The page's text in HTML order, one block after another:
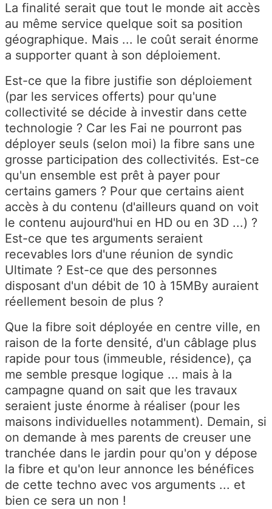
La finalité serait que tout le monde ait accès
au même service quelque soit sa position
géographique. Mais ... le coût serait énorme
a supporter quant à son déploiement.
Est-ce que la fibre justifie son déploiement
(par les services offerts) pour qu'une
collectivité se décide à investir dans cette
technologie ? Car les Fai ne pourront pas
déployer seuls (selon moi) la fibre sans une
grosse participation des collectivités. Est-ce
qu'un ensemble est prêt à payer pour
certains gamers ? Pour que certains aient
accès à du contenu (d'ailleurs quand on voit
le contenu aujourd'hui en HD ou en 3D ...) ?
Est-ce que tes arguments seraient
recevables lors d'une réunion de syndic
Ultimate ? Est-ce que des personnes
disposant d'un débit de 10 à 15MBy auraient
réellement besoin de plus ?
Que la fibre soit déployée en centre ville, en
raison de la forte densité, d'un câblage plus
rapide pour tous (immeuble, résidence), ça
me semble presque logique ... mais à la
campagne quand on sait que les travaux
seraient juste énorme à réaliser (pour les
maisons individuelles notamment). Demain, si
on demande à mes parents de creuser une
tranchée dans le jardin pour qu'on y dépose
la fibre et qu'on leur annonce les bénéfices
de cette techno avec vos arguments ... et
bien ce sera un non !